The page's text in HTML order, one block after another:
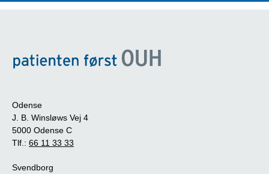
Odense
J. B. Winsløws Vej 4
5000 Odense C
Tlf.: 66 11 33 33
Svendborg